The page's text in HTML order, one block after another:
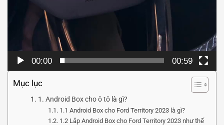
00:00 00:59
Mục lục
1. Android Box cho ô tô là gì?
1.1 Android Box cho Ford Territory 2023 là gì?
1.2 Lắp Android Box cho Ford Territory 2023 như thế